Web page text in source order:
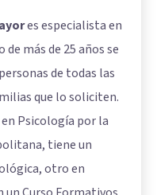
es especialista en
más de 25 años se
de todas las
que lo soliciten.
Psicología por la
tiene un
otro en